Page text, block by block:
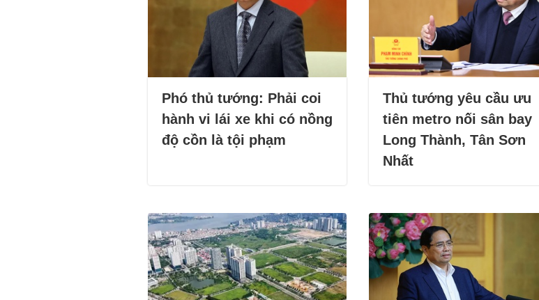
Phó thủ tướng: Phải coi
hành vi lái xe khi có nồng
độ cồn là tội phạm
Thủ tướng yêu cầu ưu
tiên metro nối sân bay
Long Thành, Tân Sơn
Nhất